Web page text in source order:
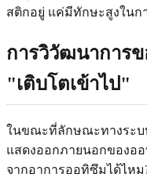
สติกอยู่ แค่มีทักษะสูงในก
การวิวัฒนาการ
"เติบโตเข้าไป"
ในขณะที่ลักษณะทางระบ
แสดงออกภายนอกของอ
จากอาการออทิซึมได้ไห